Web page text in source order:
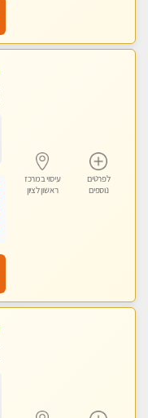
לפרטים
נוספים
עיסוי במרכז
ראשון לציון